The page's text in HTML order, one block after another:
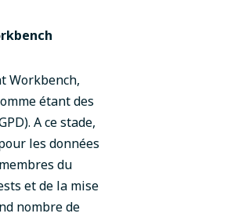
Workbench,
étant des
A ce stade,
les données
du
et de la mise
nombre de